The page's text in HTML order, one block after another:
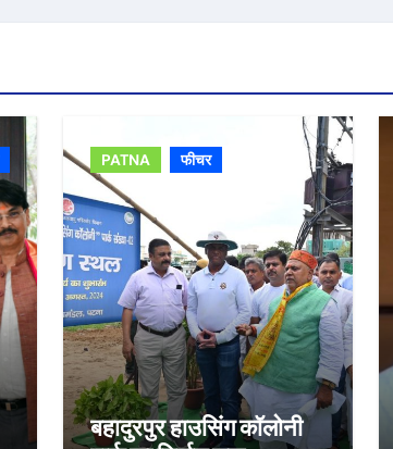
PATNA फीचर
बहादुरपुर हाउसिंग कॉलोनी